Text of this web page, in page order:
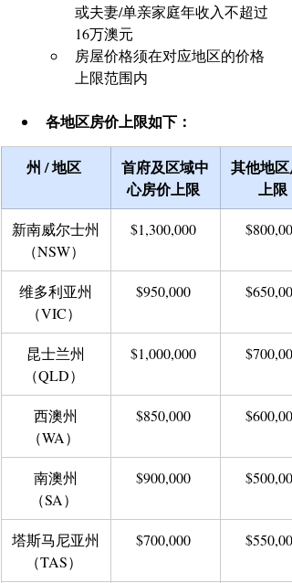
或夫妻/单亲家庭年收入不超过
16万澳元
房屋价格须在对应地区的价格
上限范围内
各地区房价上限如下：
州 / 地区
首府及区域中
心房价上限
其他地区
上限
新南威尔士州
（NSW）
$1,300,000
维多利亚州
（VIC）
$950,000
昆士兰州
（QLD）
$1,000,000
西澳州
（WA）
$850,000
南澳州
（SA）
$900,000
塔斯马尼亚州
（TAS）
$700,000